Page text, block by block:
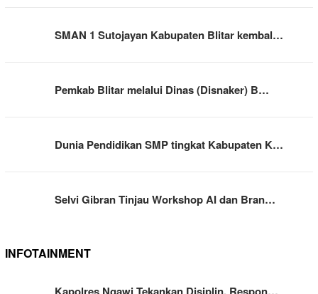
SMAN 1 Sutojayan Kabupaten Blitar kembal…
Pemkab Blitar melalui Dinas (Disnaker) B…
Dunia Pendidikan SMP tingkat Kabupaten K…
Selvi Gibran Tinjau Workshop AI dan Bran…
INFOTAINMENT